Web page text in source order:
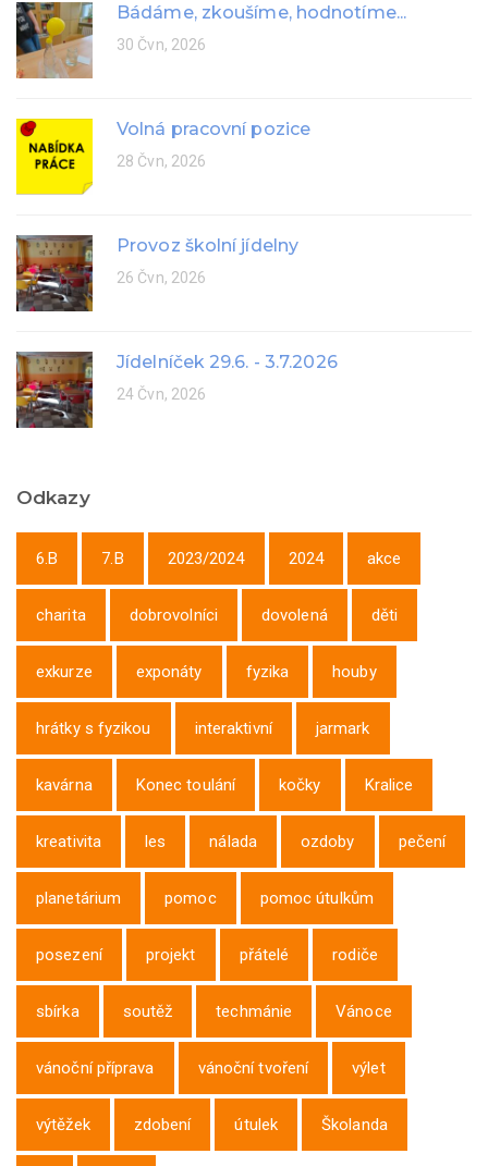
Bádáme, zkoušíme, hodnotíme...
30 Čvn, 2026
Volná pracovní pozice
28 Čvn, 2026
Provoz školní jídelny
26 Čvn, 2026
Jídelníček 29.6. - 3.7.2026
24 Čvn, 2026
Odkazy
6.B 7.B 2023/2024 2024 akce
charita dobrovolníci dovolená děti
exkurze exponáty fyzika houby
hrátky s fyzikou interaktivní jarmark
kavárna Konec toulání kočky Kralice
kreativita les nálada ozdoby pečení
planetárium pomoc pomoc útulkům
posezení projekt přátelé rodiče
sbírka soutěž techmánie Vánoce
vánoční příprava vánoční tvoření výlet
výtěžek zdobení útulek Školanda